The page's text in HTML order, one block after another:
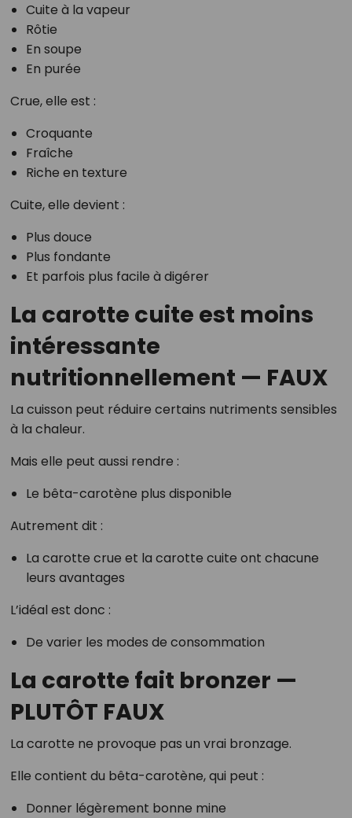
Cuite à la vapeur
Rôtie
En soupe
En purée
Crue, elle est :
Croquante
Fraîche
Riche en texture
Cuite, elle devient :
Plus douce
Plus fondante
Et parfois plus facile à digérer
La carotte cuite est moins
intéressante
nutritionnellement — FAUX
La cuisson peut réduire certains nutriments sensibles
à la chaleur.
Mais elle peut aussi rendre :
Le bêta-carotène plus disponible
Autrement dit :
La carotte crue et la carotte cuite ont chacune
leurs avantages
L’idéal est donc :
De varier les modes de consommation
La carotte fait bronzer —
PLUTÔT FAUX
La carotte ne provoque pas un vrai bronzage.
Elle contient du bêta-carotène, qui peut :
Donner légèrement bonne mine